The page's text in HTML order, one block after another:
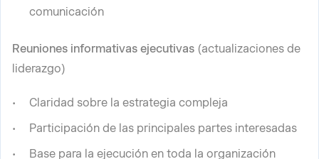
comunicación
Reuniones informativas ejecutivas (actualizaciones de
liderazgo)
Claridad sobre la estrategia compleja
Participación de las principales partes interesadas
Base para la ejecución en toda la organización